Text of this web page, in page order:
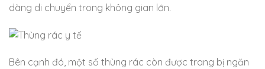
dàng di chuyển trong không gian lớn.
Bên cạnh đó, một số thùng rác còn được trang bị ngăn